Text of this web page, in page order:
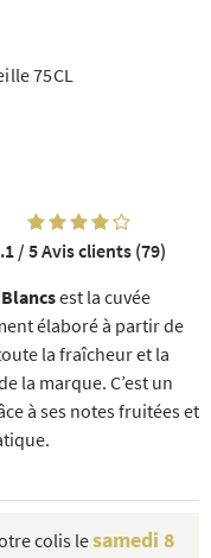
75CL
est la cuvée
élaboré à partir de
la fraîcheur et la
la marque. C’est un
à ses notes fruitées et
/ 5Avis clients (79)
colis lesamedi 8